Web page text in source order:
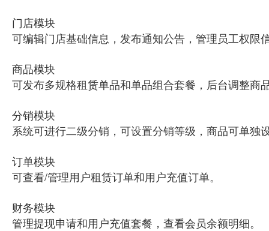
门店模块
可编辑门店基础信息，发布通知公告，管理员工权限
商品模块
可发布多规格租赁单品和单品组合套餐，后台调整商
分销模块
系统可进行二级分销，可设置分销等级，商品可单独
订单模块
可查看/管理用户租赁订单和用户充值订单。
财务模块
管理提现申请和用户充值套餐，查看会员余额明细。